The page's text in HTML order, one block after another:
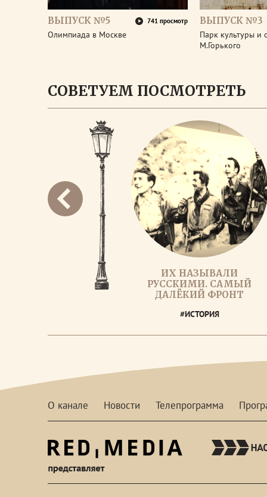
ВЫПУСК №5 741 просмотр
Олимпиада в Москве
ВЫПУСК №3
Парк культуры и
М.Горького
СОВЕТУЕМ ПОСМОТРЕТЬ
ИХ НАЗЫВАЛИ
РУССКИМИ. САМЫЙ
ДАЛЁКИЙ ФРОНТ
#ИСТОРИЯ
О канале Новости Телепрограмма